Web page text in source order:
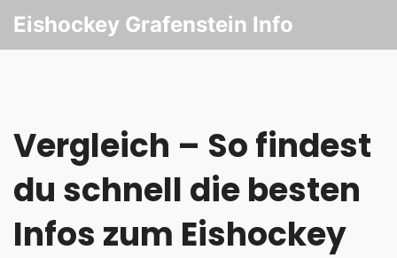
Eishockey Grafenstein Info
Vergleich – So findest
du schnell die besten
Infos zum Eishockey